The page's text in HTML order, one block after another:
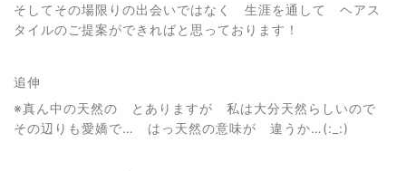
そしてその場限りの出会いではなく 生涯を通して ヘアス
タイルのご提案ができればと思っております！
追伸
※真ん中の天然の とありますが 私は大分天然らしいので
その辺りも愛嬌で… はっ天然の意味が 違うか…(:_:)